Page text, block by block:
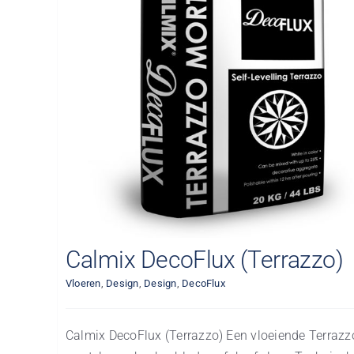
Calmix DecoFlux (Terrazzo)
Vloeren, Design, Design, DecoFlux
Calmix DecoFlux (Terrazzo) Een vloeiende